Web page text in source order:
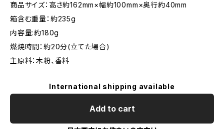
商品サイズ：高さ約162mm×幅約100mm×奥行約40mm
箱含む重量：約235g
内容量:約180g
燃焼時間：約20分(立てた場合)
主原料：木粉、香料
International shipping available
Add to cart